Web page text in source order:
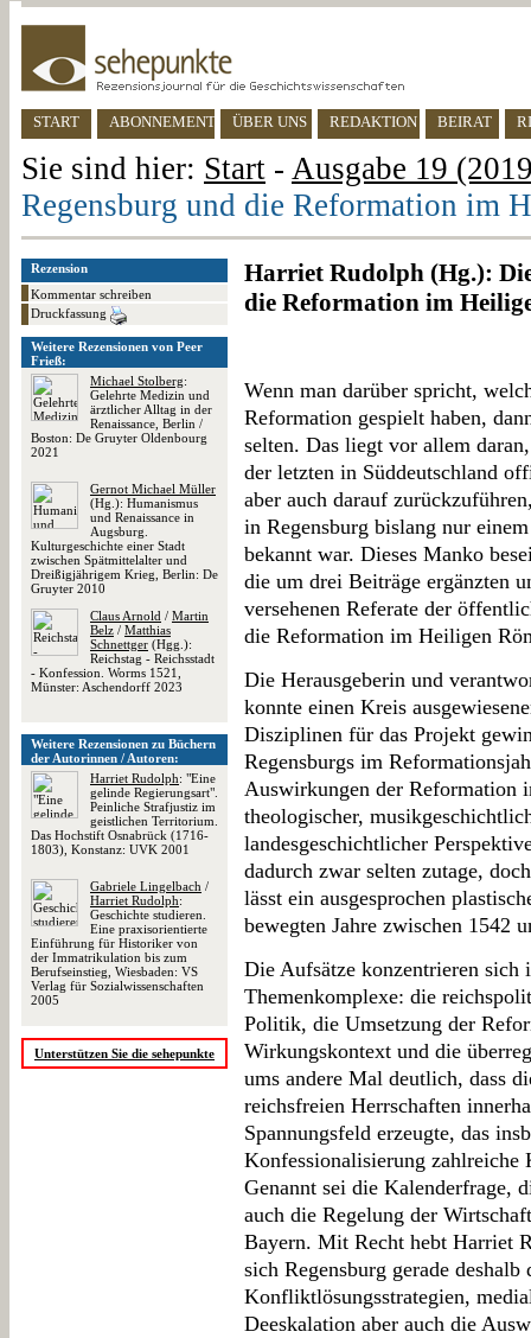
START ABONNEMENT ÜBER UNS REDAKTION BEIRAT
Sie sind hier: Start - Ausgabe 19
Regensburg und die Reformation im
Rezension
Kommentar schreiben
Druckfassung
Weitere Rezensionen von Peer
Frieß:
Michael Stolberg:
Gelehrte Medizin und
ärztlicher Alltag in der
Renaissance, Berlin /
Boston: De Gruyter Oldenbourg
2021
Gernot Michael Müller
(Hg.): Humanismus
und Renaissance in
Augsburg.
Kulturgeschichte einer Stadt
zwischen Spätmittelalter und
Dreißigjährigem Krieg, Berlin: De
Gruyter 2010
Claus Arnold / Martin
Belz / Matthias
Schnettger (Hgg.):
Reichstag - Reichsstadt
- Konfession. Worms 1521,
Münster: Aschendorff 2023
Weitere Rezensionen zu Büchern
der Autorinnen / Autoren:
Harriet Rudolph: "Eine
gelinde Regierungsart".
Peinliche Strafjustiz im
geistlichen Territorium.
Das Hochstift Osnabrück (1716-
1803), Konstanz: UVK 2001
Gabriele Lingelbach /
Harriet Rudolph:
Geschichte studieren.
Eine praxisorientierte
Einführung für Historiker von
der Immatrikulation bis zum
Berufseinstieg, Wiesbaden: VS
Verlag für Sozialwissenschaften
2005
Unterstützen Sie die sehepunkte
Harriet Rudolph (Hg.):
die Reformation im
Wenn man darüber spricht,
Reformation gespielt haben,
selten. Das liegt vor allem
der letzten in Süddeutschland
aber auch darauf
in Regensburg bislang nur
bekannt war. Dieses Manko
die um drei Beiträge ergänzten
versehenen Referate der
die Reformation im Heiligen
Die Herausgeberin und
konnte einen Kreis
Disziplinen für das Projekt
Regensburgs im
Auswirkungen der Reformation
theologischer,
landesgeschichtlicher
dadurch zwar selten zutage,
lässt ein ausgesprochen
bewegten Jahre zwischen 1542
Die Aufsätze konzentrieren sich
Themenkomplexe: die
Politik, die Umsetzung der
Wirkungskontext und die
ums andere Mal deutlich, dass
reichsfreien Herrschaften
Spannungsfeld erzeugte, das
Konfessionalisierung zahlreiche
Genannt sei die Kalenderfrage,
auch die Regelung der
Bayern. Mit Recht hebt Harriet
sich Regensburg gerade
Konfliktlösungsstrategien,
Deeskalation aber auch die